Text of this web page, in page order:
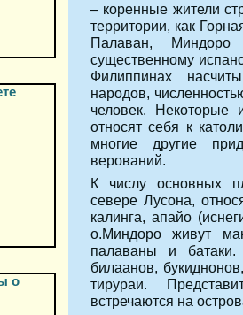
– коренные жители
территории, как
Палаван,
существенному
Филиппинах
народов,
человек. Некоторые
относят себя к
многие другие
верований.
К числу основных
севере Лусона,
калинга, апайо
о.Миндоро живут
палаваны и
билаанов,
тирураи.
встречаются на